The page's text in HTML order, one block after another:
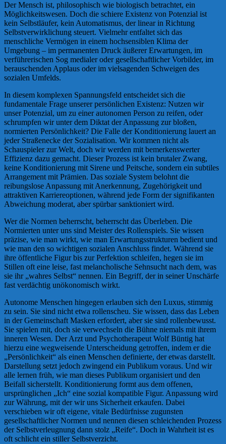
Der Mensch ist, philosophisch wie biologisch betrachtet, ein
Möglichkeitswesen. Doch die schiere Existenz von Potenzial ist
kein Selbstläufer, kein Automatismus, der linear in Richtung
Selbstverwirklichung steuert. Vielmehr entfaltet sich das
menschliche Vermögen in einem hochsensiblen Klima der
Umgebung – im permanenten Druck äußerer Erwartungen, im
verführerischen Sog medialer oder gesellschaftlicher Vorbilder, im
berauschenden Applaus oder im vielsagenden Schweigen des
sozialen Umfelds.
In diesem komplexen Spannungsfeld entscheidet sich die
fundamentale Frage unserer persönlichen Existenz: Nutzen wir
unser Potenzial, um zu einer autonomen Person zu reifen, oder
schrumpfen wir unter dem Diktat der Anpassung zur bloßen,
normierten Persönlichkeit? Die Falle der Konditionierung lauert an
jeder Straßenecke der Sozialisation. Wir kommen nicht als
Schauspieler zur Welt, doch wir werden mit bemerkenswerter
Effizienz dazu gemacht. Dieser Prozess ist kein brutaler Zwang,
keine Konditionierung mit Sirene und Peitsche, sondern ein subtiles
Arrangement mit Prämien. Das soziale System belohnt die
reibungslose Anpassung mit Anerkennung, Zugehörigkeit und
attraktiven Karriereoptionen, während jede Form der signifikanten
Abweichung moderat, aber spürbar sanktioniert wird.
Wer die Normen beherrscht, beherrscht das Überleben. Die
Normierten unter uns sind Meister des Rollenspiels. Sie wissen
präzise, wie man wirkt, wie man Erwartungsstrukturen bedient und
wie man den so wichtigen sozialen Anschluss findet. Während sie
ihre öffentliche Figur bis zur Perfektion schleifen, hegen sie im
Stillen oft eine leise, fast melancholische Sehnsucht nach dem, was
sie ihr „wahres Selbst“ nennen. Ein Begriff, der in seiner Unschärfe
fast verdächtig unökonomisch wirkt.
Autonome Menschen hingegen erlauben sich den Luxus, stimmig
zu sein. Sie sind nicht etwa rollenscheu. Sie wissen, dass das Leben
in der Gemeinschaft Masken erfordert, aber sie sind rollenbewusst.
Sie spielen mit, doch sie verwechseln die Bühne niemals mit ihrem
inneren Wesen. Der Arzt und Psychotherapeut Wolf Büntig hat
hierzu eine wegweisende Unterscheidung getroffen, indem er die
„Persönlichkeit“ als einen Menschen definierte, der etwas darstellt.
Darstellung setzt jedoch zwingend ein Publikum voraus. Und wir
alle lernen früh, wie man dieses Publikum organisiert und den
Beifall sicherstellt. Konditionierung formt aus dem offenen,
ursprünglichen „Ich“ eine sozial kompatible Figur. Anpassung wird
zur Währung, mit der wir uns Sicherheit erkaufen. Dabei
verschieben wir oft eigene, vitale Bedürfnisse zugunsten
gesellschaftlicher Normen und nennen diesen schleichenden Prozess
der Selbstverleugnung dann stolz „Reife“. Doch in Wahrheit ist es
oft schlicht ein stiller Selbstverzicht.